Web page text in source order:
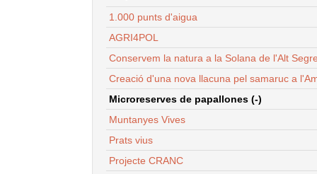
1.000 punts d'aigua
AGRI4POL
Conservem la natura a la Solana de l'Alt
Creació d'una nova llacuna pel samaruc a
Microreserves de papallones (-)
Muntanyes Vives
Prats vius
Projecte CRANC